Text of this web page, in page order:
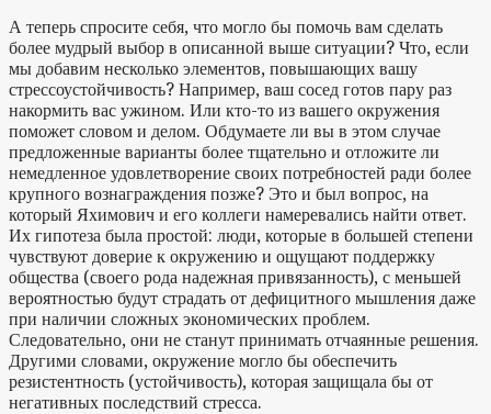
А теперь спросите себя, что могло бы помочь вам сделать
более мудрый выбор в описанной выше ситуации? Что, если
мы добавим несколько элементов, повышающих вашу
стрессоустойчивость? Например, ваш сосед готов пару раз
накормить вас ужином. Или кто-то из вашего окружения
поможет словом и делом. Обдумаете ли вы в этом случае
предложенные варианты более тщательно и отложите ли
немедленное удовлетворение своих потребностей ради более
крупного вознаграждения позже? Это и был вопрос, на
который Яхимович и его коллеги намеревались найти ответ.
Их гипотеза была простой: люди, которые в большей степени
чувствуют доверие к окружению и ощущают поддержку
общества (своего рода надежная привязанность), с меньшей
вероятностью будут страдать от дефицитного мышления даже
при наличии сложных экономических проблем.
Следовательно, они не станут принимать отчаянные решения.
Другими словами, окружение могло бы обеспечить
резистентность (устойчивость), которая защищала бы от
негативных последствий стресса.